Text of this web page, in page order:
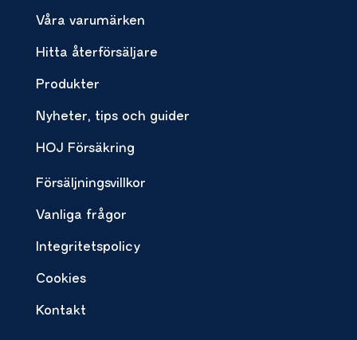
Våra varumärken
Hitta återförsäljare
Produkter
Nyheter, tips och guider
HOJ Försäkring
Försäljningsvillkor
Vanliga frågor
Integritetspolicy
Cookies
Kontakt